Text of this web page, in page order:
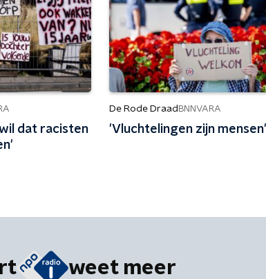
dat racisten
De Rode Draad BNNVARA
'Vluchtelingen zijn mensen'
weet meer